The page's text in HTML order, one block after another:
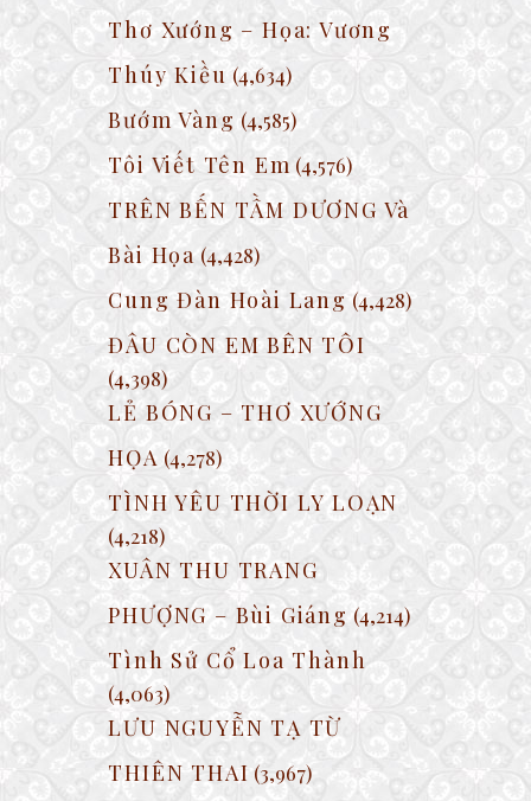
Thơ Xướng – Họa: Vương
Thúy Kiều (4,634)
Bướm Vàng (4,585)
Tôi Viết Tên Em (4,576)
TRÊN BẾN TẦM DƯƠNG Và
Bài Họa (4,428)
Cung Đàn Hoài Lang (4,428)
ĐÂU CÒN EM BÊN TÔI
(4,398)
LẺ BÓNG – THƠ XƯỚNG
HỌA (4,278)
TÌNH YÊU THỜI LY LOẠN
(4,218)
XUÂN THU TRANG
PHƯỢNG – Bùi Giáng (4,214)
Tình Sử Cổ Loa Thành
(4,063)
LƯU NGUYỄN TẠ TỪ
THIÊN THAI (3,967)